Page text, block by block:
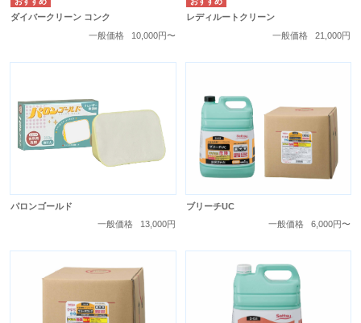
ダイバークリーン コンク
一般価格
10,000円〜
レディルートクリーン
一般価格
21,000円
パロンゴールド
一般価格
13,000円
ブリーチUC
一般価格
6,000円〜